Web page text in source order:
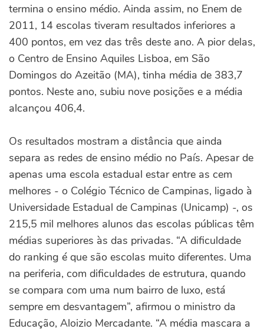
termina o ensino médio. Ainda assim, no Enem de
2011, 14 escolas tiveram resultados inferiores a
400 pontos, em vez das três deste ano. A pior delas,
o Centro de Ensino Aquiles Lisboa, em São
Domingos do Azeitão (MA), tinha média de 383,7
pontos. Neste ano, subiu nove posições e a média
alcançou 406,4.
Os resultados mostram a distância que ainda
separa as redes de ensino médio no País. Apesar de
apenas uma escola estadual estar entre as cem
melhores - o Colégio Técnico de Campinas, ligado à
Universidade Estadual de Campinas (Unicamp) -, os
215,5 mil melhores alunos das escolas públicas têm
médias superiores às das privadas. “A dificuldade
do ranking é que são escolas muito diferentes. Uma
na periferia, com dificuldades de estrutura, quando
se compara com uma num bairro de luxo, está
sempre em desvantagem”, afirmou o ministro da
Educação, Aloizio Mercadante. “A média mascara a